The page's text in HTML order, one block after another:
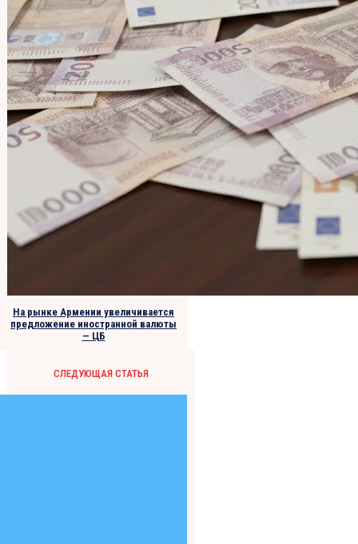
На рынке Армении увеличивается
предложение иностранной валюты
— ЦБ
СЛЕДУЮЩАЯ СТАТЬЯ